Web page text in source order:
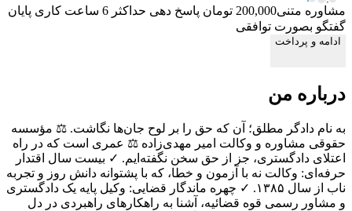
مشاوره متنی200,000 تومان پاسخ دهی حداکثر 6 ساعت کاری
پایان
گفتگو بصورت توافقی
ادامه و پرداخت
درباره من
به نام دادگر مطلق؛ آن که حق را بر لوح جان‌ها نگاشت. ⚖️ مؤسسه
حقوقی مشاوره و وکالت امیر مهدی‌زاده ⚖️ عمری است که در راه
اعتلای دادگستری، جز از حق سخن نگفته‌ایم. ✓ بیست سال اقتدار
حرفه‌ای: وکالت نه با آزمون و خطا، که با پشتوانه دانش روز و تجربه
ناب از سال ۱۳۸۵. ✓ چهره ماندگار قضایی: وکیل پایه یک دادگستری
و مشاور رسمی قوه قضائیه، آشنا به راهکارهای راهبردی در دل